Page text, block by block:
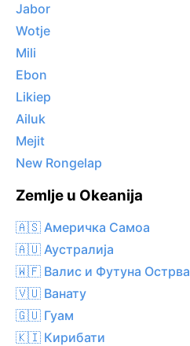
Jabor
Wotje
Mili
Ebon
Likiep
Ailuk
Mejit
New Rongelap
Zemlje u Okeanija
🇦🇸 Америчка Самоа
🇦🇺 Аустралија
🇼🇫 Валис и Футуна Острва
🇻🇺 Ванату
🇬🇺 Гуам
🇰🇮 Кирибати